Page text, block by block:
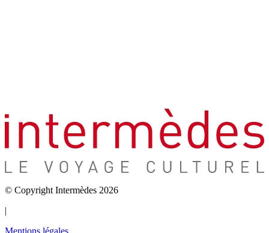
© Copyright Intermèdes 2026
|
Mentions légales